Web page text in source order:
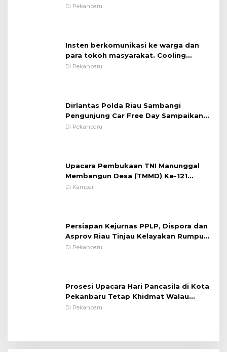
Melaksanakan ✈
Di Pekanbaru
Insten berkomunikasi ke warga dan
para tokoh masyarakat. Cooling
System OMP LK ²024 Polsek Rumbai,
Di Pekanbaru
Dirlantas Polda Riau Sambangi
Pengunjung Car Free Day Sampaikan
Pesan Edukasi Kamtibmas &
Di Pekanbaru
Upacara Pembukaan TNI Manunggal
Membangun Desa (TMMD) Ke-121
Kodim 0313/KPR Tahun 2024) ?
Di Kampar
Persiapan Kejurnas PPLP, Dispora dan
Asprov Riau Tinjau Kelayakan Rumput
Lapangan Sepakbola
Di Pekanbaru
Prosesi Upacara Hari Pancasila di Kota
Pekanbaru Tetap Khidmat Walau
Dalam Ruangan
Di Pekanbaru